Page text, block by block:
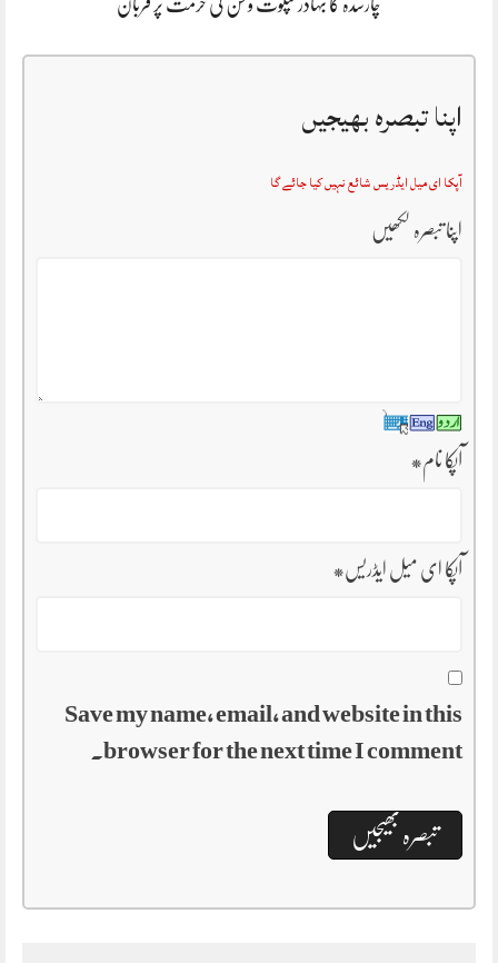
چارسدہ کا بہادر سپوت وطن کی حرمت پر قربان
اپنا تبصرہ بھیجیں
آپکا ای میل ایڈریس شائع نہیں کیا جائے گا
اپنا تبصرہ لکھیں
آپکا نام*
آپکا ای میل ایڈریس*
Save my name, email, and website in this
browser for the next time I comment.